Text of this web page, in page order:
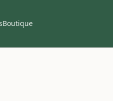
Boutique